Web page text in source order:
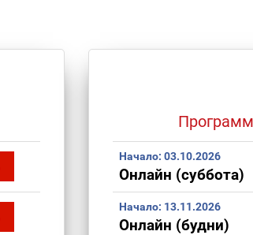
Начало: 03.10.2026
Онлайн (суббота)
Начало: 13.11.2026
Онлайн (будни)